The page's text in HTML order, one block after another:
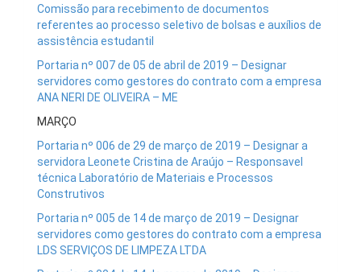
Comissão para recebimento de documentos
referentes ao processo seletivo de bolsas e auxílios de
assistência estudantil
Portaria nº 007 de 05 de abril de 2019 – Designar
servidores como gestores do contrato com a empresa
ANA NERI DE OLIVEIRA – ME
MARÇO
Portaria nº 006 de 29 de março de 2019 – Designar a
servidora Leonete Cristina de Araújo – Responsavel
técnica Laboratório de Materiais e Processos
Construtivos
Portaria nº 005 de 14 de março de 2019 – Designar
servidores como gestores do contrato com a empresa
LDS SERVIÇOS DE LIMPEZA LTDA